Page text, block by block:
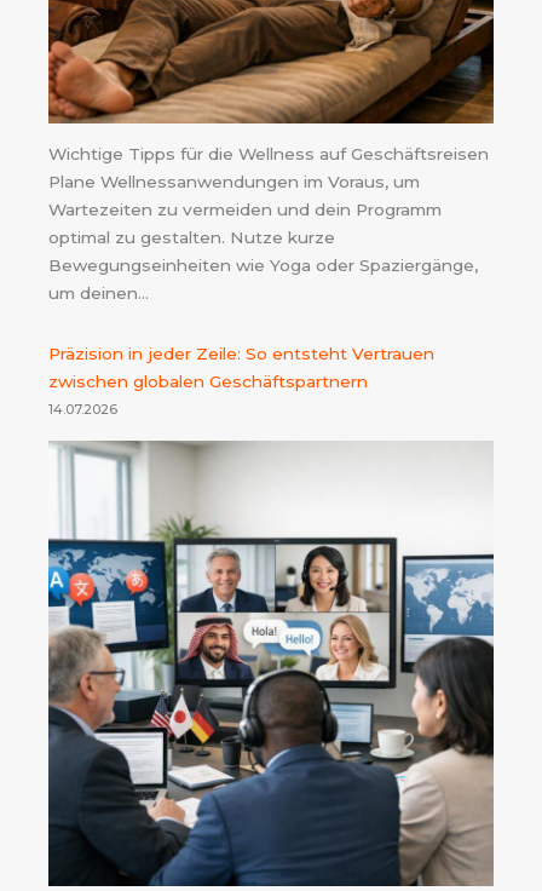
Wichtige Tipps für die Wellness auf Geschäftsreisen
Plane Wellnessanwendungen im Voraus, um
Wartezeiten zu vermeiden und dein Programm
optimal zu gestalten. Nutze kurze
Bewegungseinheiten wie Yoga oder Spaziergänge,
um deinen…
Präzision in jeder Zeile: So entsteht Vertrauen
zwischen globalen Geschäftspartnern
14.07.2026